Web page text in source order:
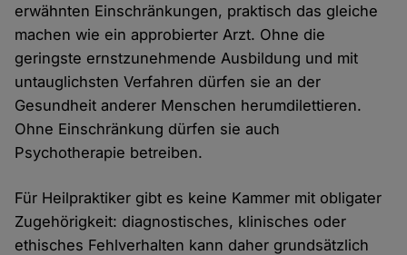
erwähnten Einschränkungen, praktisch das gleiche
machen wie ein approbierter Arzt. Ohne die
geringste ernstzunehmende Ausbildung und mit
untauglichsten Verfahren dürfen sie an der
Gesundheit anderer Menschen herumdilettieren.
Ohne Einschränkung dürfen sie auch
Psychotherapie betreiben.
Für Heilpraktiker gibt es keine Kammer mit obligater
Zugehörigkeit: diagnostisches, klinisches oder
ethisches Fehlverhalten kann daher grundsätzlich